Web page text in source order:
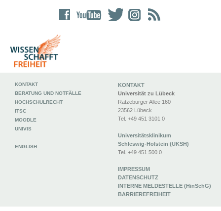
KONTAKT
Universität zu Lübeck
Ratzeburger Allee 160
23562 Lübeck
Tel. +49 451 3101 0
Universitätsklinikum
Schleswig-Holstein (UKSH)
Tel. +49 451 500 0
IMPRESSUM
DATENSCHUTZ
INTERNE MELDESTELLE (HinSchG)
BARRIEREFREIHEIT
KONTAKT
BERATUNG UND NOTFÄLLE
HOCHSCHULRECHT
ITSC
MOODLE
UNIVIS
ENGLISH